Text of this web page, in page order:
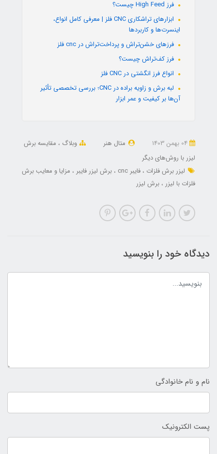
فرز High Feed چیست؟
ابزارهای تراشکاری CNC فلز | معرفی کامل انواع،
اینسرت‌ها و کاربردها
فرزهای خشن‌تراش و پرداخت‌تراش در cnc فلز
فرز کف‌تراش چیست؟
انواع فرز انگشتی در CNC فلز
لبه برش و زاویه براده در CNC؛ بررسی تخصصی تأثیر
آن‌ها بر کیفیت و عمر ابزار
متال هنر وبلاگ
مقایسه برش
لیزر با روش‌های دیگر
لیزر برش فلزات
فایبر cnc برش لیزر فایبر
مزایا و معایب برش
فلزات با لیزر برش لیزر
دیدگاه خود را بنویسید
نام و نام خانوادگی
پست الکترونیک